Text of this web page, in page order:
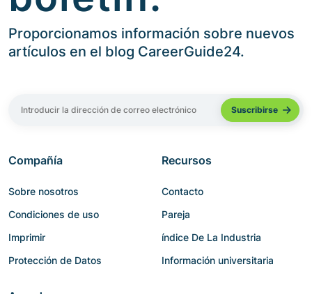
Proporcionamos información sobre nuevos
artículos en el blog CareerGuide24.
Compañía
Sobre nosotros
Condiciones de uso
Imprimir
Protección de Datos
Recursos
Contacto
Pareja
índice De La Industria
Información universitaria